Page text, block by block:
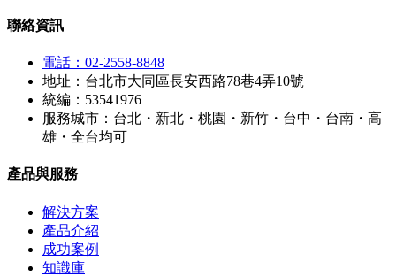
聯絡資訊
電話：02-2558-8848
地址：台北市大同區長安西路78巷4弄10號
統編：53541976
服務城市：台北・新北・桃園・新竹・台中・台南・高
雄・全台均可
產品與服務
解決方案
產品介紹
成功案例
知識庫